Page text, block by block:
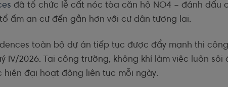
đã tổ chức lễ cất nóc tòa căn hộ NO4 – đánh dấu
ấm an cư đến gần hơn với cư dân tương lai.
toàn bộ dự án tiếp tục được đẩy mạnh thi
2026. Tại công trường, không khí làm việc luôn sôi
hiện đại hoạt động liên tục mỗi ngày.